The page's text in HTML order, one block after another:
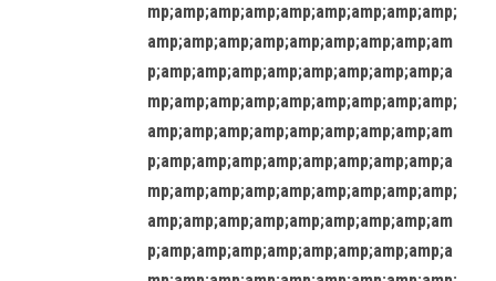
mp;amp;amp;amp;amp;amp;amp;amp;amp;
amp;amp;amp;amp;amp;amp;amp;amp;am
p;amp;amp;amp;amp;amp;amp;amp;amp;a
mp;amp;amp;amp;amp;amp;amp;amp;amp;
amp;amp;amp;amp;amp;amp;amp;amp;am
p;amp;amp;amp;amp;amp;amp;amp;amp;a
mp;amp;amp;amp;amp;amp;amp;amp;amp;
amp;amp;amp;amp;amp;amp;amp;amp;am
p;amp;amp;amp;amp;amp;amp;amp;amp;a